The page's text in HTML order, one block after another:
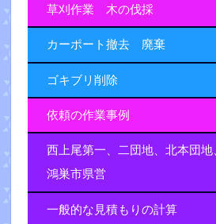
草刈作業 木の伐採
カーポート撤去 廃棄
ゴキブリ削除
依頼の作業事例
西上尾第一、二団地、北本団地
鴻巣市県営
一般的な見積もりの計算